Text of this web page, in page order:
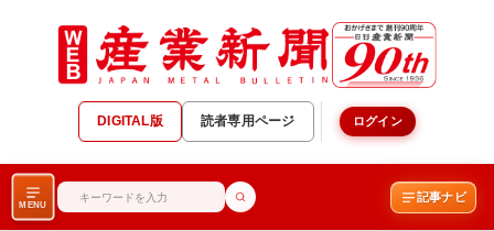
DIGITAL版 読者専用ページ ログイン
MENU
記事ナビ